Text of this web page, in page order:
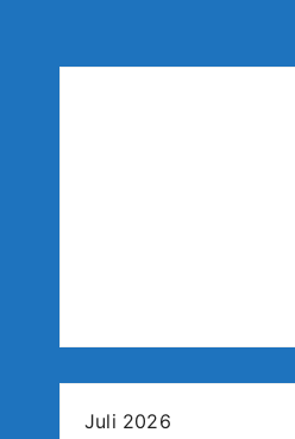
Juli 2026